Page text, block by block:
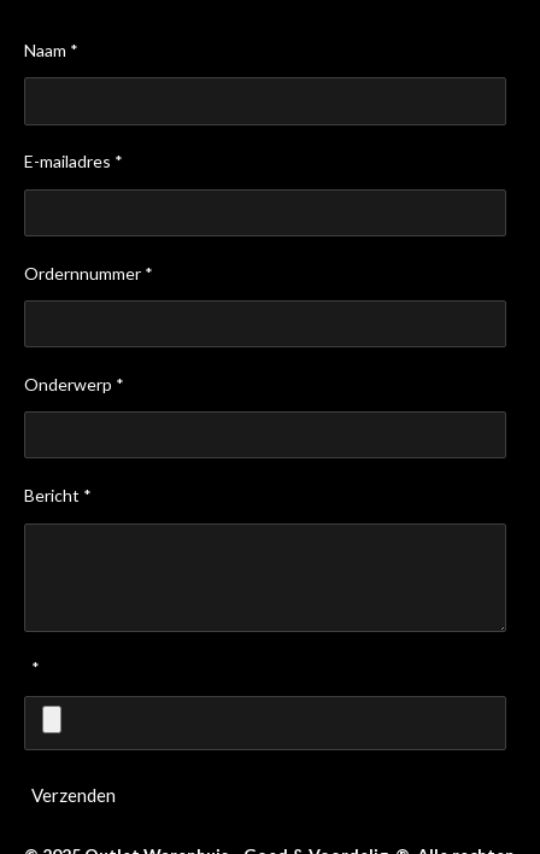
Naam *
E-mailadres *
Ordernnummer *
Onderwerp *
Bericht *
*
Verzenden